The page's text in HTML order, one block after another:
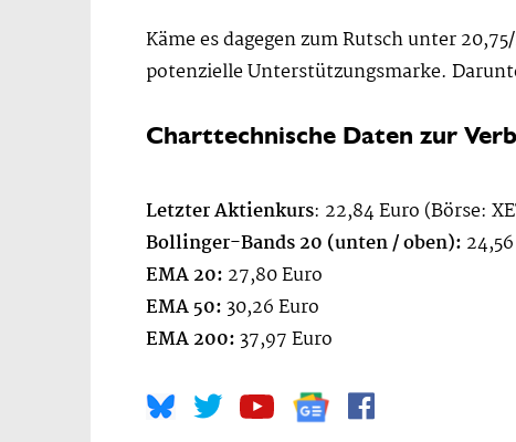
Käme es dagegen zum Rutsch unter
potenzielle Unterstützungsmarke.
Charttechnische Daten zur
Letzter Aktienkurs: 22,84 Euro (Börse:
Bollinger-Bands 20 (unten / oben):
EMA 20: 27,80 Euro
EMA 50:30,26 Euro
EMA 200:37,97 Euro